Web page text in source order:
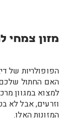
מזון צמחי
הפופולריות של
האם החתול שלכם
למצוא במגוון
וזרעים, אבל לא
המזונות האלו.